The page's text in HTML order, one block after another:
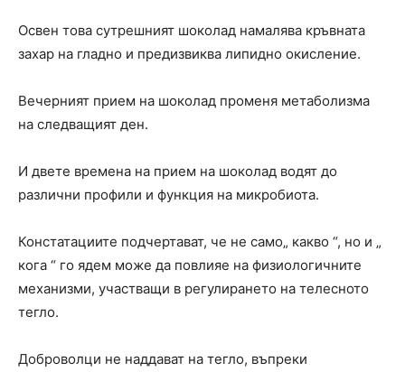
Освен това сутрешният шоколад намалява кръвната
захар на гладно и предизвиква липидно окисление.
Вечерният прием на шоколад променя метаболизма
на следващият ден.
И двете времена на прием на шоколад водят до
различни профили и функция на микробиота.
Констатациите подчертават, че не само„ какво “, но и „
кога “ го ядем може да повлияе на физиологичните
механизми, участващи в регулирането на телесното
тегло.
Доброволци не наддават на тегло, въпреки